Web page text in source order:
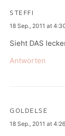
STEFFI
says:
18 Sep., 2011 at
Sieht DAS
Antworten
GOLDELSE
says:
18 Sep., 2011 at